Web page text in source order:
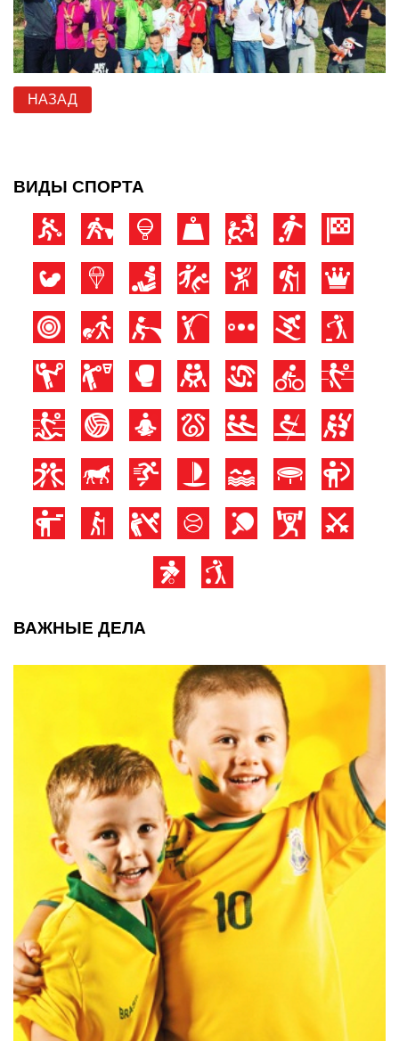
НАЗАД
ВИДЫ СПОРТА
ВАЖНЫЕ ДЕЛА